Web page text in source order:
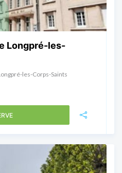
Longpré-les-
les-Corps-Saints